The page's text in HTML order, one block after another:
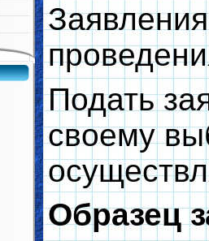
Подать
своему
Образец